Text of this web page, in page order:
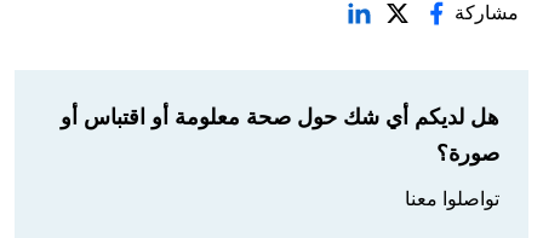
مشاركة
هل لديكم أي شك حول صحة معلومة أو اقتباس أو
صورة؟
تواصلوا معنا